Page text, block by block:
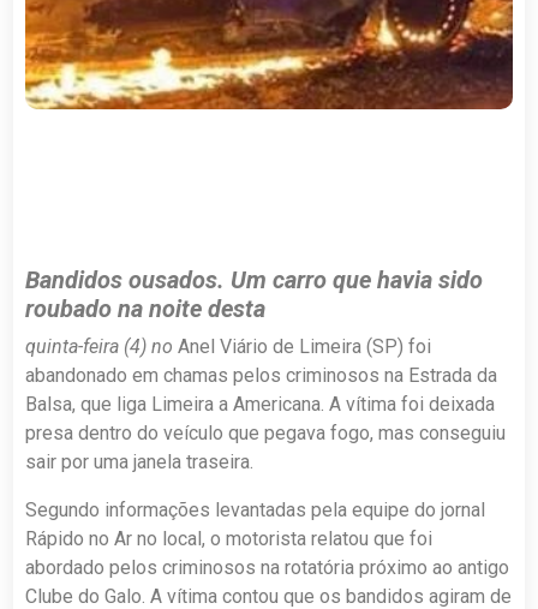
Bandidos ousados. Um carro que havia sido
roubado na noite desta
quinta-feira (4) noAnel Viário de Limeira (SP) foi
abandonado em chamas pelos criminosos na Estrada da
Balsa, que liga Limeira a Americana. A vítima foi deixada
presa dentro do veículo que pegava fogo, mas conseguiu
sair por uma janela traseira.
Segundo informações levantadas pela equipe do jornal
Rápido no Ar no local, o motorista relatou que foi
abordado pelos criminosos na rotatória próximo ao antigo
Clube do Galo. A vítima contou que os bandidos agiram de